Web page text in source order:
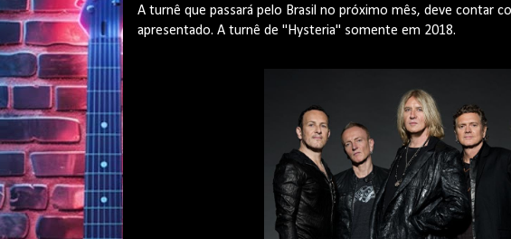
A turnê que passará pelo Brasil no próximo mês, deve contar
apresentado. A turnê de "Hysteria" somente em 2018.